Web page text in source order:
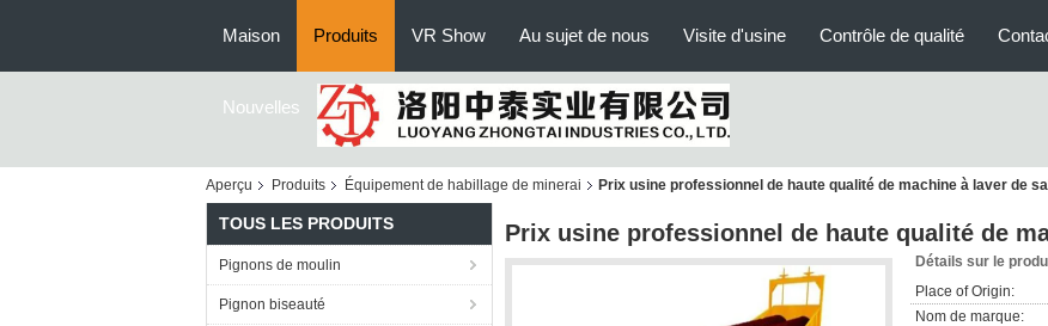
Maison Produits VR Show Au sujet de nous Visite d'usine Contrôle de qualité
Nouvelles
Aperçu Produits Équipement de habillage de minerai Prix usine professionnel de haute qualité de machine à laver de
TOUS LES PRODUITS
Pignons de moulin
Pignon biseauté
Prix usine professionnel de haute qualité de
Détails sur le
Place of Origin:
Nom de marque: